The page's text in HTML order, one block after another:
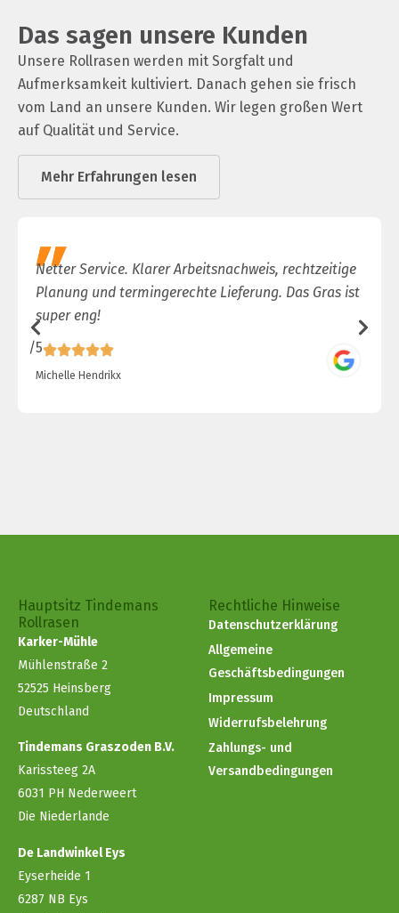
Das sagen unsere Kunden
Unsere Rollrasen werden mit Sorgfalt und
Aufmerksamkeit kultiviert. Danach gehen sie frisch
vom Land an unsere Kunden. Wir legen großen Wert
auf Qualität und Service.
Mehr Erfahrungen lesen
Netter Service. Klarer Arbeitsnachweis, rechtzeitige
Planung und termingerechte Lieferung. Das Gras ist
super eng!
/5
Michelle Hendrikx
Hauptsitz Tindemans
Rollrasen
Karker-Mühle
Mühlenstraße 2
52525 Heinsberg
Deutschland
Tindemans Graszoden B.V.
Karissteeg 2A
6031 PH Nederweert
Die Niederlande
De Landwinkel Eys
Eyserheide 1
6287 NB Eys
Rechtliche Hinweise
Datenschutzerklärung
Allgemeine
Geschäftsbedingungen
Impressum
Widerrufsbelehrung
Zahlungs- und
Versandbedingungen